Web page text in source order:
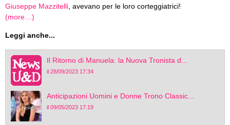
Giuseppe Mazzitelli , avevano per le loro corteggiatrici!
(more…)
Leggi anche...
Il Ritorno di Manuela: la Nuova Tronista d...
il 28/09/2023 17:34
Anticipazioni Uomini e Donne Trono Classic...
il 09/05/2023 17:19